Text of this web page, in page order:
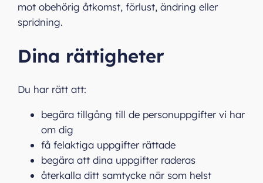
mot obehörig åtkomst, förlust, ändring eller
spridning.
Dina rättigheter
Du har rätt att:
begära tillgång till de personuppgifter vi har
om dig
få felaktiga uppgifter rättade
begära att dina uppgifter raderas
återkalla ditt samtycke när som helst